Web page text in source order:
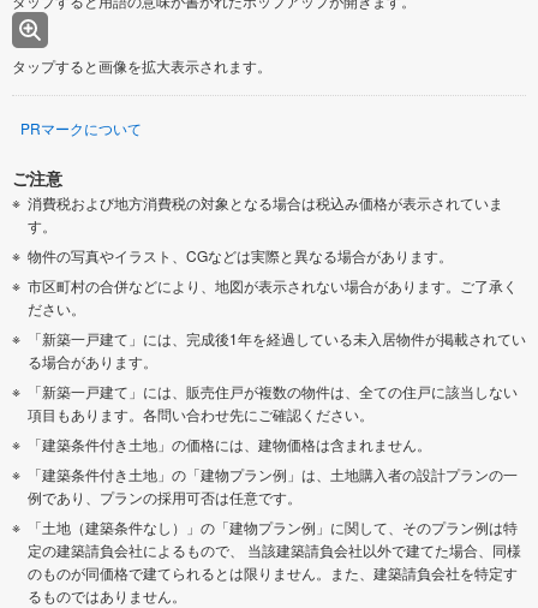
タップすると画像を拡大表示されます。
PRマークについて
ご注意
消費税および地方消費税の対象となる場合は税込み価格が表示されていま
す。
物件の写真やイラスト、CGなどは実際と異なる場合があります。
市区町村の合併などにより、地図が表示されない場合があります。ご了承く
ださい。
「新築一戸建て」には、完成後1年を経過している未入居物件が掲載されてい
る場合があります。
「新築一戸建て」には、販売住戸が複数の物件は、全ての住戸に該当しない
項目もあります。各問い合わせ先にご確認ください。
「建築条件付き土地」の価格には、建物価格は含まれません。
「建築条件付き土地」の「建物プラン例」は、土地購入者の設計プランの一
例であり、プランの採用可否は任意です。
「土地（建築条件なし）」の「建物プラン例」に関して、そのプラン例は特
定の建築請負会社によるもので、 当該建築請負会社以外で建てた場合、同様
のものが同価格で建てられるとは限りません。また、建築請負会社を特定す
るものではありません。